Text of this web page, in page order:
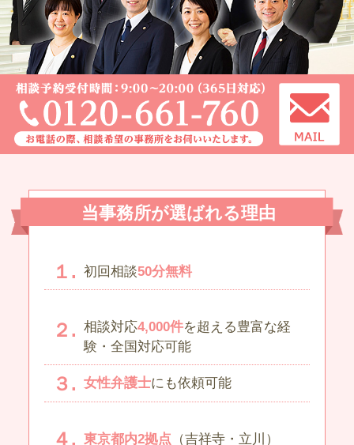
当事務所が選ばれる理由
初回相談50分無料
相談対応4,000件を超える豊富な経
験・全国対応可能
女性弁護士にも依頼可能
東京都内2拠点 （吉祥寺・立川）